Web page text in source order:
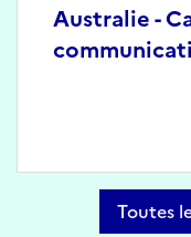
Australie -
Toutes